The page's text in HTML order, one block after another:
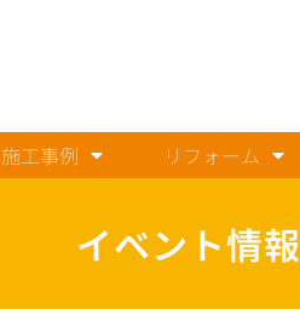
施工事例 リフォーム
イベント情報